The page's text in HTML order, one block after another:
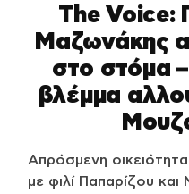
The Voice:
Μαζωνάκης
στο στόμα
βλέμμα
Απρόσμενη
με φιλί Παπαρίζου